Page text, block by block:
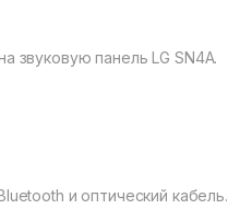
звуковую панель LG SN4A.
и оптический кабель.